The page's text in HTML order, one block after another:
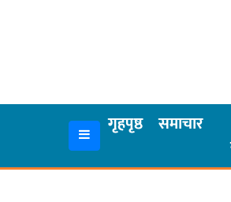
गृहपृष्ठ समाचार
समाचार